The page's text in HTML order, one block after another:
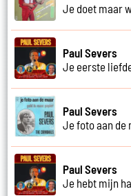
Je doet maar
Paul Severs
Je eerste
Paul Severs
Je foto aan de
Paul Severs
Je hebt mijn